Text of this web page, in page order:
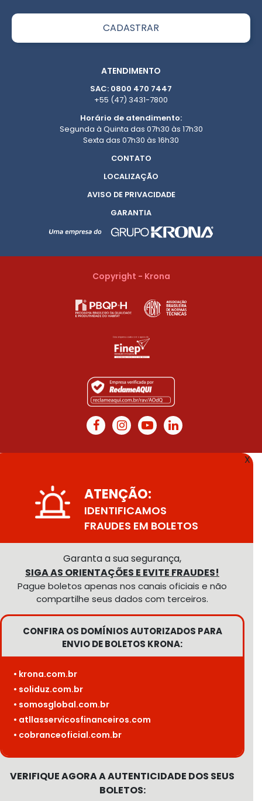
ATENDIMENTO
SAC: 0800 470 7447
+55 (47) 3431-7800
Horário de atendimento:
Segunda à Quinta das 07h30 às 17h30
Sexta das 07h30 às 16h30
CONTATO
LOCALIZAÇÃO
AVISO DE PRIVACIDADE
GARANTIA
Copyright - Krona
X
ATENÇÃO:
IDENTIFICAMOS
FRAUDES EM BOLETOS
Garanta a sua segurança,
SIGA AS ORIENTAÇÕES E EVITE FRAUDES!
Pague boletos apenas nos canais oficiais e não
compartilhe seus dados com terceiros.
CONFIRA OS DOMÍNIOS AUTORIZADOS PARA
ENVIO DE BOLETOS KRONA:
• krona.com.br
• soliduz.com.br
• somosglobal.com.br
• atllasservicosfinanceiros.com
• cobranceoficial.com.br
VERIFIQUE AGORA A AUTENTICIDADE DOS SEUS
BOLETOS: